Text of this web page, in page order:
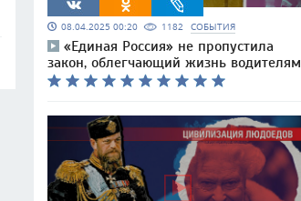
08.04.2025 00:20 1182 СОБЫТИЯ
«Единая Россия» не пропустила
закон, облегчающий жизнь водителям